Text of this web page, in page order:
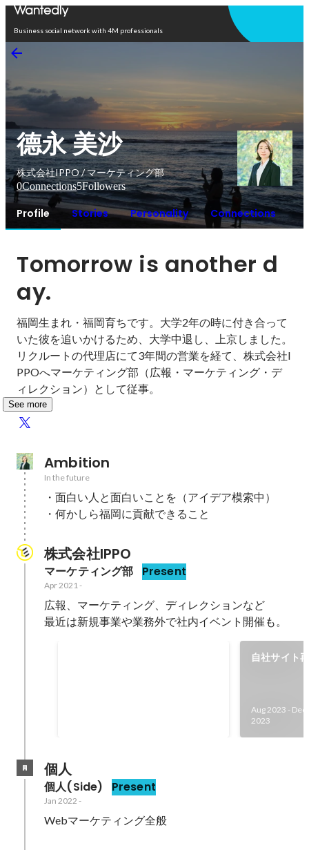
Business social network with 4M professionals
德永 美沙
株式会社IPPO / マーケティング部
0Connections5Followers
Profile Stories Personality Connections
Tomorrow is another d
ay.
福岡生まれ・福岡育ちです。大学2年の時に付き合って
いた彼を追いかけるため、大学中退し、上京しました。
リクルートの代理店にて3年間の営業を経て、株式会社I
PPOへマーケティング部（広報・マーケティング・デ
ィレクション）として従事。
See more
Ambition
In the future
・面白い人と面白いことを（アイデア模索中）
・何かしら福岡に貢献できること
株式会社IPPO
マーケティング部 Present
Apr 2021-
広報、マーケティング、ディレクションなど
最近は新規事業や業務外で社内イベント開催も。
自社サイト
Aug 2023 - Dec
2023
個人
個人(Side) Present
Jan 2022 -
Webマーケティング全般